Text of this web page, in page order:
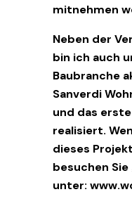
mitnehmen
Neben der
bin ich auch
Baubranche
Sanverdi
und das
realisiert.
dieses
besuchen Sie
unter: